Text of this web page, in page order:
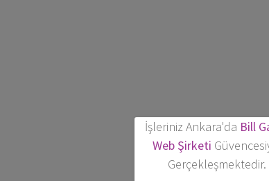
İşleriniz Ankara'da Bill
Web Şirketi
Gerçekleşmektedir.